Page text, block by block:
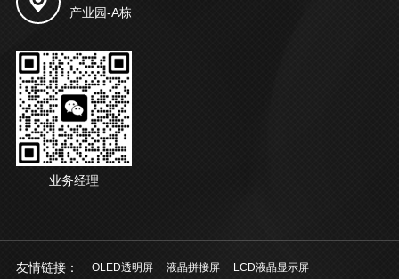
产业园-A栋
业务经理
友情链接： OLED透明屏 液晶拼接屏 LCD液晶显示屏